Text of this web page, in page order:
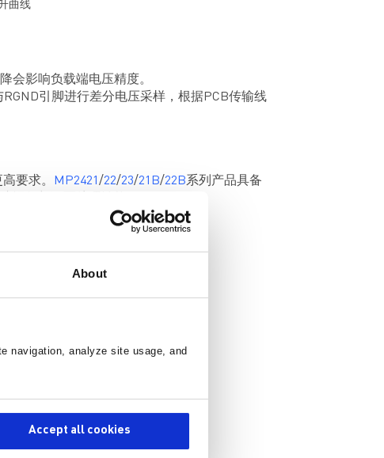
About
navigation, analyze site usage, and
Accept all cookies
曲线
会影响负载端电压精度。
引脚进行差分电压采样，根据PCB传输线
要求。 MP2421/22/23/21B/22B系列产品具备